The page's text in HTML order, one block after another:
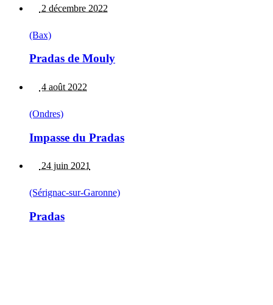
2 décembre 2022
(Bax)
Pradas de Mouly
4 août 2022
(Ondres)
Impasse du Pradas
24 juin 2021
(Sérignac-sur-Garonne)
Pradas